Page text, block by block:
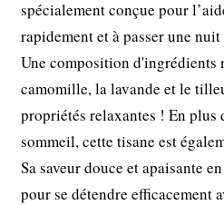
spécialement conçue pour
rapidement et à passer une
Une composition d'ingrédients
camomille, la lavande et le
propriétés relaxantes ! En plus
sommeil, cette tisane est
Sa saveur douce et apaisante
pour se détendre efficacement